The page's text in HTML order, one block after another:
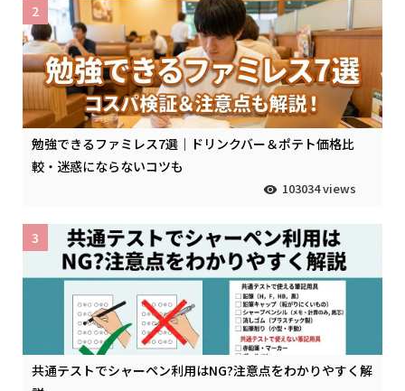
勉強できるファミレス7選｜ドリンクバー＆ポテト価格比
較・迷惑にならないコツも
103034 views
2
共通テストでシャーペン利用はNG?注意点をわかりやすく解
3